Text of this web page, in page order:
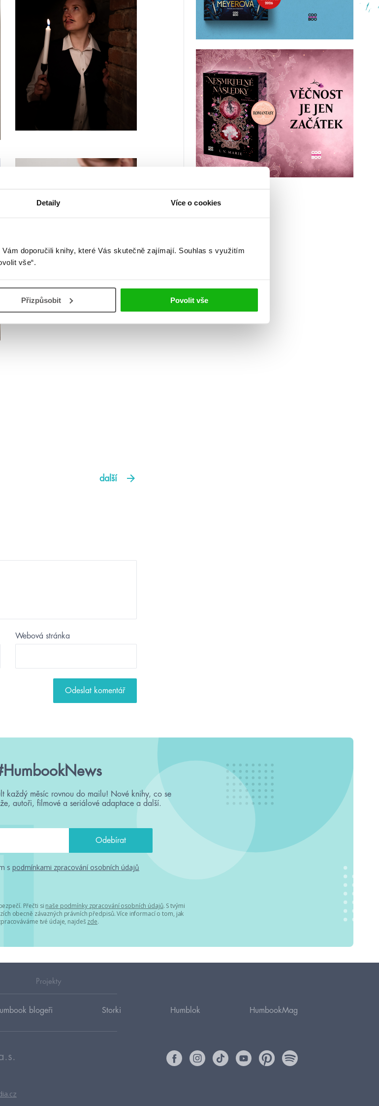
Detaily Více o cookies
doporučili knihy, které Vás skutečně zajímají. Souhlas s využitím
vše“.
Přizpůsobit Povolit vše
další
Webová stránka
každý měsíc rovnou do mailu! Nové knihy, co se
autoři, filmové a seriálové adaptace a další.
s podmínkami zpracování osobních údajů
Přečti si naše podmínky zpracování osobních údajů. S tvými
obecně závazných právních předpisů. Více informací o tom, jak
tvé údaje, najdeš zde.
Projekty
blogeři Storki Humblok HumbookMag